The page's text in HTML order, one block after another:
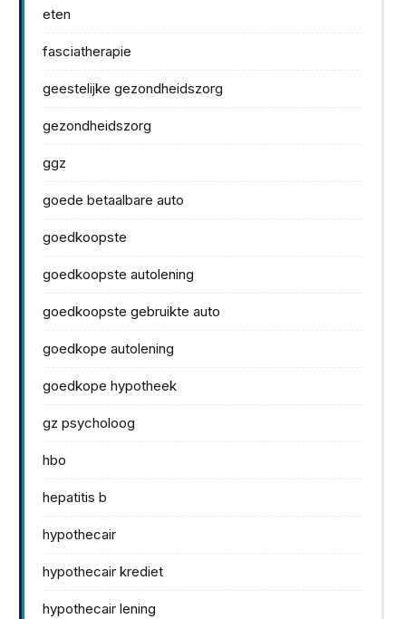
eten
fasciatherapie
geestelijke gezondheidszorg
gezondheidszorg
ggz
goede betaalbare auto
goedkoopste
goedkoopste autolening
goedkoopste gebruikte auto
goedkope autolening
goedkope hypotheek
gz psycholoog
hbo
hepatitis b
hypothecair
hypothecair krediet
hypothecair lening